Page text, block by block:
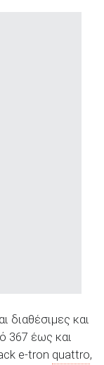
διαθέσιμες και
367 έως και
e-tron quattro,